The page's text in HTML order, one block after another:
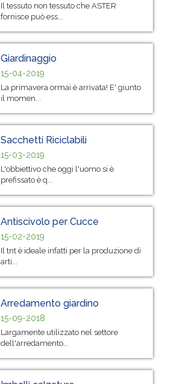
Il tessuto non tessuto che ASTER
fornisce può ess...
Giardinaggio
15-04-2019
La primavera ormai è arrivata! E' giunto
il momen...
Sacchetti Riciclabili
15-03-2019
L'obbiettivo che oggi l'uomo si è
prefissato è q...
Antiscivolo per Cucce
15-02-2019
Il tnt è ideale infatti per la produzione di
arti...
Arredamento giardino
15-09-2018
Largamente utilizzato nel settore
dell'arredamento...